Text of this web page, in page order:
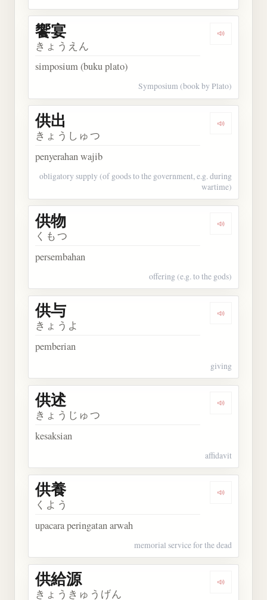
Dengarkan
饗宴
きょうえん
simposium (buku plato)
Symposium (book by Plato)
Dengarkan
供出
きょうしゅつ
penyerahan wajib
obligatory supply (of goods to the government, e.g. during
wartime)
Dengarkan
供物
くもつ
persembahan
offering (e.g. to the gods)
Dengarkan
供与
きょうよ
pemberian
giving
Dengarkan
供述
きょうじゅつ
kesaksian
affidavit
Dengarkan
供養
くよう
upacara peringatan arwah
memorial service for the dead
Dengarkan
供給源
きょうきゅうげん